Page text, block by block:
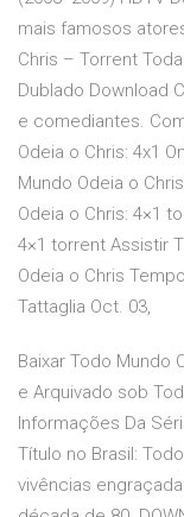
mais famosos
Chris – Torrent
Dublado Download
e comediantes.
Odeia o Chris: 4x1
Mundo Odeia o
Odeia o Chris: 4×1
4×1 torrent Assistir
Odeia o Chris
Tattaglia Oct. 03,
Baixar Todo Mundo
e Arquivado sob
Informações Da
Título no Brasil:
vivências